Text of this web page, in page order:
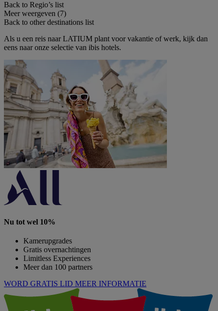
Back to Regio’s list
Meer weergeven (7)
Back to other destinations list
Als u een reis naar LATIUM plant voor vakantie of werk, kijk dan
eens naar onze selectie van ibis hotels.
Nu tot wel 10%
Kamerupgrades
Gratis overnachtingen
Limitless Experiences
Meer dan 100 partners
WORD GRATIS LID MEER INFORMATIE